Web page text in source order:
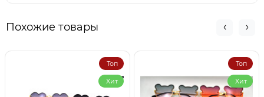
Похожие товары
Топ
Хит
Топ
Хит